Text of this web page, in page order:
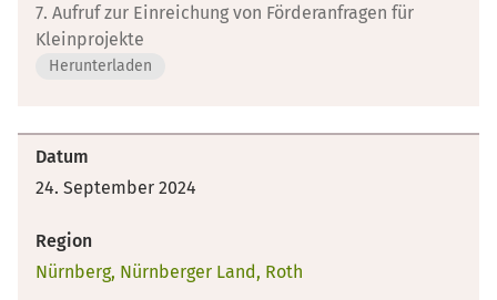
7. Aufruf zur Einreichung von Förderanfragen für
Kleinprojekte
Herunterladen
Datum
24. September 2024
Region
Nürnberg, Nürnberger Land, Roth